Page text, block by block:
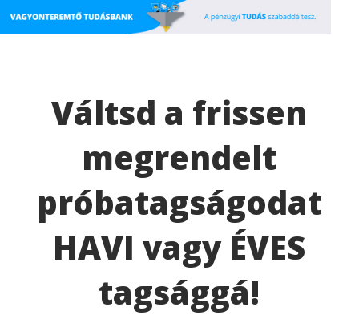
Váltsd a frissen
megrendelt
próbatagságodat
HAVI vagy ÉVES
tagsággá!